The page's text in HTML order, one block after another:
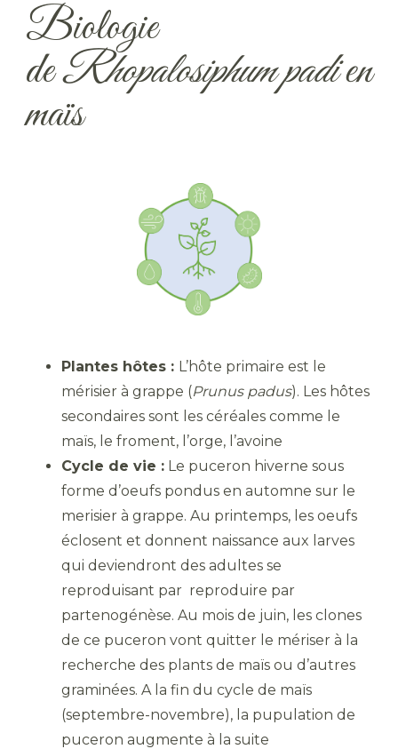
Biologie
deRhopalosiphum padien
maïs
Plantes hôtes : L’hôte primaire est le
mérisier à grappe (Prunus padus). Les hôtes
secondaires sont les céréales comme le
maïs, le froment, l’orge, l’avoine
Cycle de vie : Le puceron hiverne sous
forme d’oeufs pondus en automne sur le
merisier à grappe. Au printemps, les oeufs
éclosent et donnent naissance aux larves
qui deviendront des adultes se
reproduisant par reproduire par
partenogénèse. Au mois de juin, les clones
de ce puceron vont quitter le mériser à la
recherche des plants de maïs ou d’autres
graminées. A la fin du cycle de maïs
(septembre-novembre), la pupulation de
puceron augmente à la suite